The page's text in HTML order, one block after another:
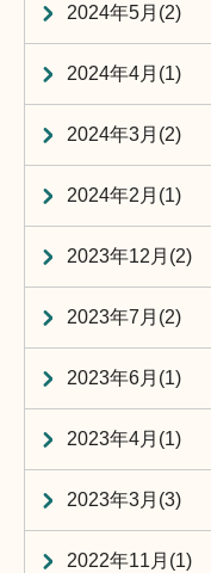
2024年5月(2)
2024年4月(1)
2024年3月(2)
2024年2月(1)
2023年12月(2)
2023年7月(2)
2023年6月(1)
2023年4月(1)
2023年3月(3)
2022年11月(1)